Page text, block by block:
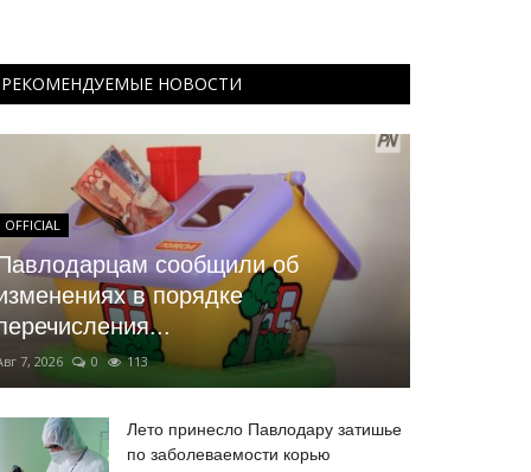
РЕКОМЕНДУЕМЫЕ НОВОСТИ
OFFICIAL
сообщили об
в порядке
7, 2026 0 113
Лето принесло Павлодару затишье
по заболеваемости корью